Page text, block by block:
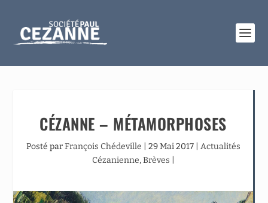
CÉZANNE – MÉTAMORPHOSES
Posté parFrançois Chédeville 29 Mai 2017| Actualités
Cézanienne,Brèves